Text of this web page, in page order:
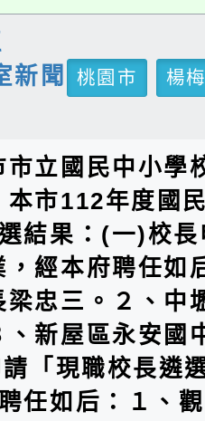
新聞
桃園市
楊
市立國民中小學
本市112年度國
結果：(一)校
，經本府聘任如
梁忠三。２、中
、新屋區永安國
「現職校長遴
任如后：１、